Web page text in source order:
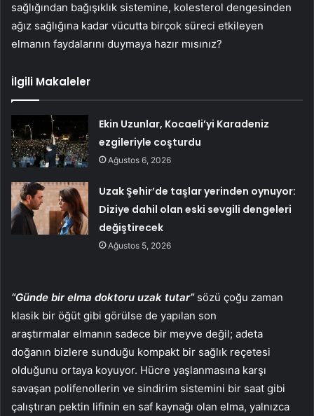
sağlığından bağışıklık sistemine, kolesterol dengesinden
ağız sağlığına kadar vücutta birçok süreci etkileyen
elmanın faydalarını duymaya hazır mısınız?
İlgili Makaleler
Ekin Uzunlar, Kocaeli’yi Karadeniz
ezgileriyle coşturdu
Ağustos 6, 2026
Uzak Şehir’de taşlar yerinden oynuyor:
Diziye dahil olan eski sevgili dengeleri
değiştirecek
Ağustos 5, 2026
“Günde bir elma doktoru uzak tutar”sözü çoğu zaman
klasik bir öğüt gibi görülse de yapılan son
araştırmalar elmanın sadece bir meyve değil; adeta
doğanın bizlere sunduğu kompakt bir sağlık reçetesi
olduğunu ortaya koyuyor. Hücre yaşlanmasına karşı
savaşan polifenollerin ve sindirim sistemini bir saat gibi
çalıştıran pektin lifinin en saf kaynağı olan elma, yalnızca